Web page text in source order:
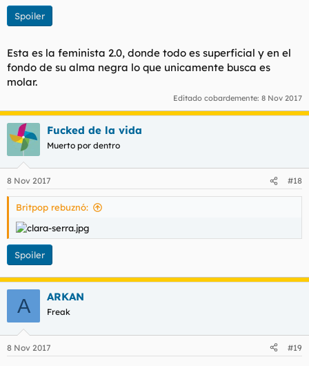
Spoiler
Esta es la feminista 2.0, donde todo es superficial y en el
fondo de su alma negra lo que unicamente busca es
molar.
Editado cobardemente: 8 Nov 2017
Fucked de la vida
Muerto por dentro
8 Nov 2017 #18
Britpop rebuznó:
Spoiler
A ARKAN
Freak
8 Nov 2017 #19